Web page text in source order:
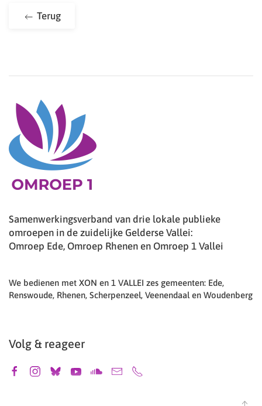
Terug
Samenwerkingsverband van drie lokale publieke
omroepen in de zuidelijke Gelderse Vallei:
Omroep Ede, Omroep Rhenen en Omroep 1 Vallei
We bedienen met XON en 1 VALLEI zes gemeenten: Ede,
Renswoude, Rhenen, Scherpenzeel, Veenendaal en Woudenberg
Volg & reageer